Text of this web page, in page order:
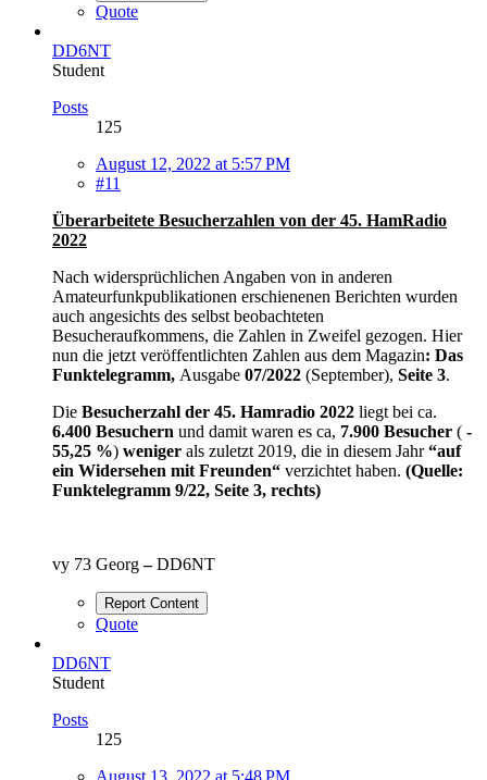
Quote
DD6NT
Student
Posts
125
August 12, 2022 at 5:57 PM
#11
Überarbeitete Besucherzahlen von der 45. HamRadio
2022
Nach widersprüchlichen Angaben von in anderen
Amateurfunkpublikationen erschienenen Berichten wurden
auch angesichts des selbst beobachteten
Besucheraufkommens, die Zahlen in Zweifel gezogen. Hier
nun die jetzt veröffentlichten Zahlen aus dem Magazin: Das
Funktelegramm, Ausgabe 07/2022 (September), Seite 3.
Die Besucherzahl der 45. Hamradio 2022 liegt bei ca.
6.400 Besuchern und damit waren es ca, 7.900 Besucher ( -
55,25 %) weniger als zuletzt 2019, die in diesem Jahr“auf
ein Widersehen mit Freunden“ verzichtet haben. (Quelle:
Funktelegramm 9/22, Seite 3, rechts)
vy 73 Georg–DD6NT
Report Content
Quote
DD6NT
Student
Posts
125
August 13, 2022 at 5:48 PM